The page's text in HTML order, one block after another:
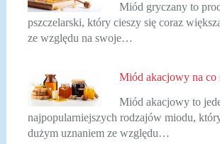
Miód gryczany to
pszczelarski, który cieszy się coraz
ze względu na swoje…
Miód akacjowy na co
Miód akacjowy to
najpopularniejszych rodzajów miodu,
dużym uznaniem ze względu…